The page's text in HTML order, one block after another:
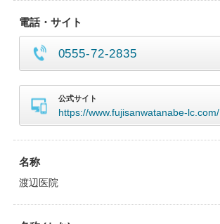
電話・サイト
0555-72-2835
公式サイト
https://www.fujisanwatanabe-lc.com/
名称
渡辺医院